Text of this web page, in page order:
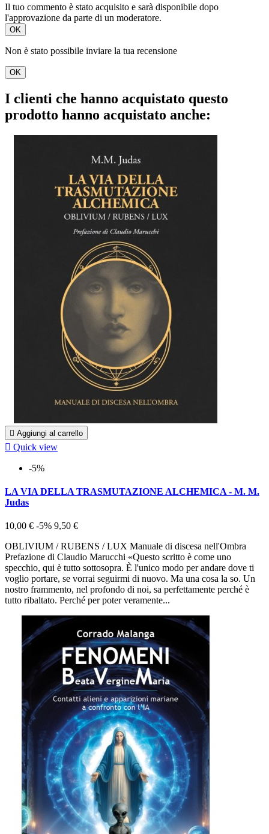
Il tuo commento è stato acquisito e sarà disponibile dopo
l'approvazione da parte di un moderatore.
OK
Non è stato possibile inviare la tua recensione
OK
I clienti che hanno acquistato questo
prodotto hanno acquistato anche:
 Aggiungi al carrello
 Quick view
-5%
LA VIA DELLA TRASMUTAZIONE ALCHEMICA - M. M.
Judas
10,00 € -5% 9,50 €
OBLIVIUM / RUBENS / LUX Manuale di discesa nell'Ombra
Prefazione di Claudio Marucchi «Questo scritto è come uno
specchio, qui è tutto sottosopra. È l'unico modo per andare dove ti
voglio portare, se vorrai seguirmi di nuovo. Ma una cosa la so. Un
nostro frammento, nel profondo di noi, sa perfettamente perché è
tutto ribaltato. Perché per poter veramente...